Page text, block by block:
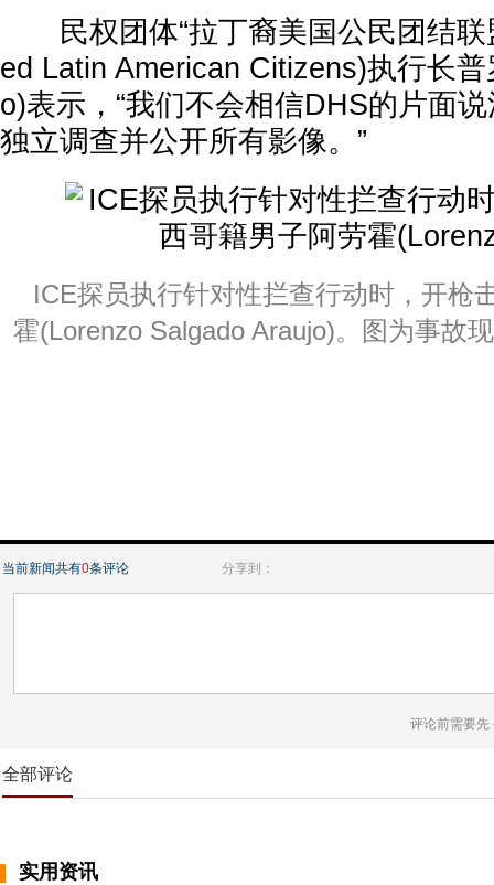
民权团体“拉丁裔美国公民团结联
ed Latin American Citizens)执行长
o)表示，“我们不会相信DHS的片面
独立调查并公开所有影像。”
ICE探员执行针对性拦查行动时，开枪
霍(Lorenzo Salgado Araujo)。图为事故
当前新闻共有0条评论 分享到：
评论前需要先
全部评论
实用资讯